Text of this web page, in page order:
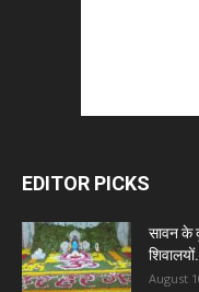
EDITOR PICKS
सावन के
August